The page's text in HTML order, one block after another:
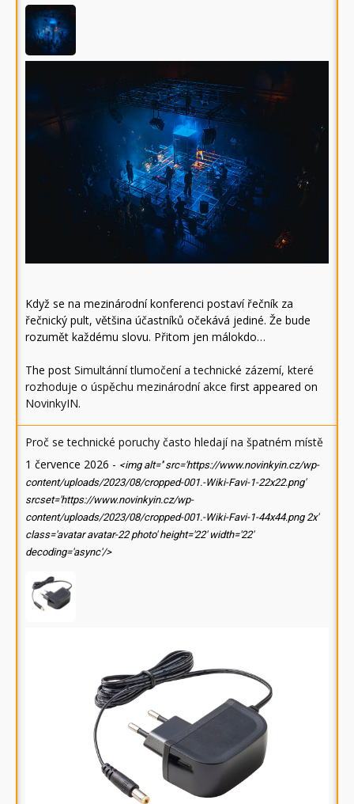
Když se na mezinárodní konferenci postaví řečník za
řečnický pult, většina účastníků očekává jediné. Že bude
rozumět každému slovu. Přitom jen málokdo…
The post Simultánní tlumočení a technické zázemí, které
rozhoduje o úspěchu mezinárodní akce first appeared on
NovinkyIN.
Proč se technické poruchy často hledají na špatném místě
1 července 2026 - <img alt='' src='https://www.novinkyin.cz/wp-
content/uploads/2023/08/cropped-001.-Wiki-Favi-1-22x22.png'
srcset='https://www.novinkyin.cz/wp-
content/uploads/2023/08/cropped-001.-Wiki-Favi-1-44x44.png 2x'
class='avatar avatar-22 photo' height='22' width='22'
decoding='async'/>